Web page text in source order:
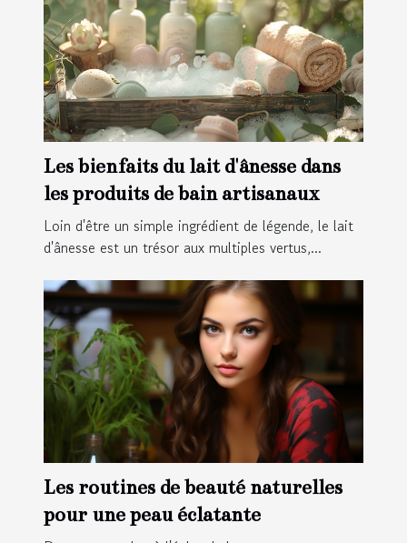
Les bienfaits du lait d'ânesse dans
les produits de bain artisanaux
Loin d'être un simple ingrédient de légende, le lait
d'ânesse est un trésor aux multiples vertus,...
Les routines de beauté naturelles
pour une peau éclatante